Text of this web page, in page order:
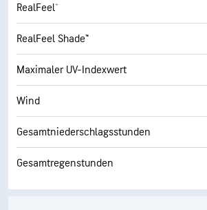
RealFeel®
RealFeel Shade™
Maximaler UV-Indexwert
Wind
Gesamtniederschlagsstunden
Gesamtregenstunden